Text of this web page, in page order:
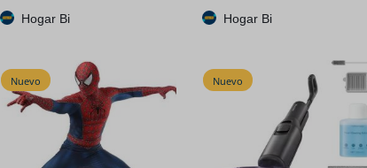
Hogar Bi Hogar Bi
Nuevo Nuevo